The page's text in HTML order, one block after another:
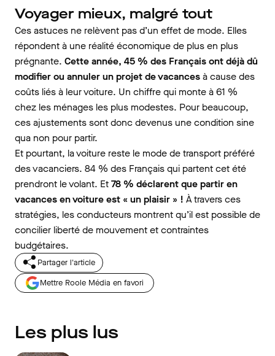
Voyager mieux, malgré tout
Ces astuces ne relèvent pas d’un effet de mode. Elles
répondent à une réalité économique de plus en plus
prégnante. Cette année, 45 % des Français ont déjà dû
modifier ou annuler un projet de vacancesà cause des
coûts liés à leur voiture. Un chiffre qui monte à 61 %
chez les ménages les plus modestes. Pour beaucoup,
ces ajustements sont donc devenus une condition sine
qua non pour partir.
Et pourtant, la voiture reste le mode de transport préféré
des vacanciers. 84 % des Français qui partent cet été
prendront le volant. Et78 % déclarent que partir en
vacances en voiture est « un plaisir » ! À travers ces
stratégies, les conducteurs montrent qu’il est possible de
concilier liberté de mouvement et contraintes
budgétaires.
Partager l'article
Mettre Roole Média en favori
Les plus lus